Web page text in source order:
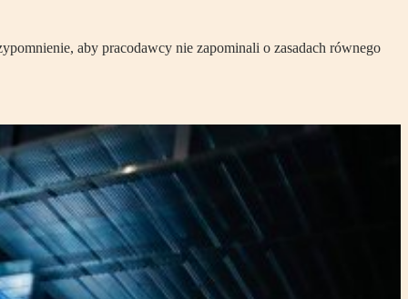
aby pracodawcy nie zapominali o zasadach równego